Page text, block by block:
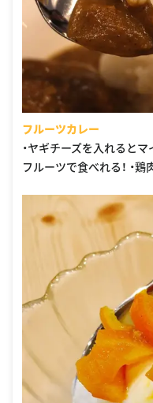
フルーツカレー
・ヤギチーズを入れると
フルーツで食べれる！ ・